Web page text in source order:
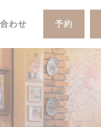
きます))
わせ 予約